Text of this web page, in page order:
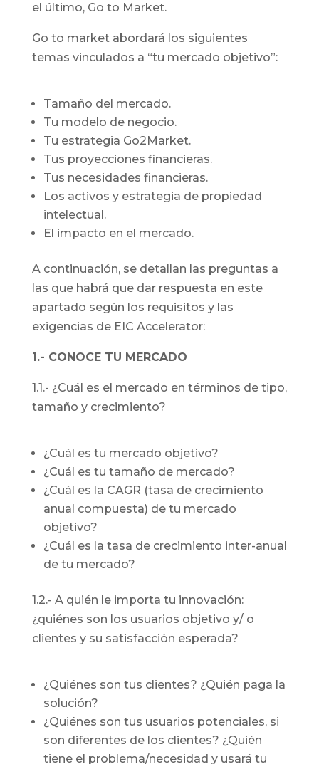
el último, Go to Market.
Go to market abordará los siguientes
temas vinculados a “tu mercado objetivo”:
Tamaño del mercado.
Tu modelo de negocio.
Tu estrategia Go2Market.
Tus proyecciones financieras.
Tus necesidades financieras.
Los activos y estrategia de propiedad
intelectual.
El impacto en el mercado.
A continuación, se detallan las preguntas a
las que habrá que dar respuesta en este
apartado según los requisitos y las
exigencias de EIC Accelerator:
1.- CONOCE TU MERCADO
1.1.- ¿Cuál es el mercado en términos de tipo,
tamaño y crecimiento?
¿Cuál es tu mercado objetivo?
¿Cuál es tu tamaño de mercado?
¿Cuál es la CAGR (tasa de crecimiento
anual compuesta) de tu mercado
objetivo?
¿Cuál es la tasa de crecimiento inter-anual
de tu mercado?
1.2.- A quién le importa tu innovación:
¿quiénes son los usuarios objetivo y/ o
clientes y su satisfacción esperada?
¿Quiénes son tus clientes? ¿Quién paga la
solución?
¿Quiénes son tus usuarios potenciales, si
son diferentes de los clientes? ¿Quién
tiene el problema/necesidad y usará tu